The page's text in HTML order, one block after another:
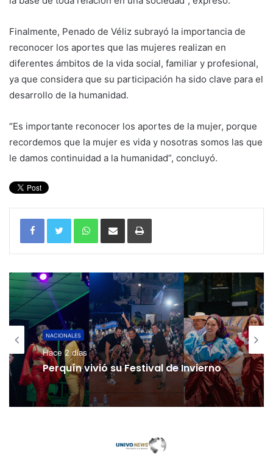
Finalmente, Penado de Véliz subrayó la importancia de
reconocer los aportes que las mujeres realizan en
diferentes ámbitos de la vida social, familiar y profesional,
ya que considera que su participación ha sido clave para el
desarrollo de la humanidad.
“Es importante reconocer los aportes de la mujer, porque
recordemos que la mujer es vida y nosotras somos las que
le damos continuidad a la humanidad”, concluyó.
WhatsAppCompartir por correo electrónicoImprimir
NACIONALES
Hace 2 días
Perquín vivió su Festival de Invierno